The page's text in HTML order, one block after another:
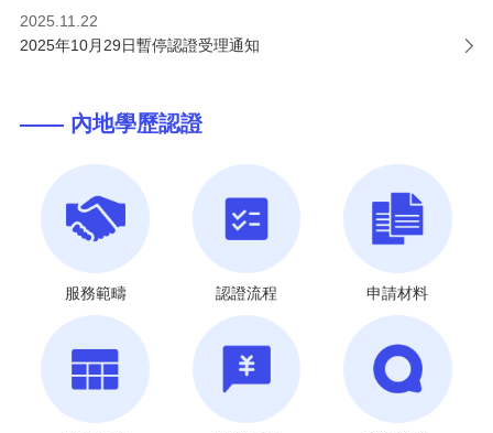
2025.11.22
2025年10月29日暫停認證受理通知
—— 內地學歷認證
服務範疇 認證流程 申請材料